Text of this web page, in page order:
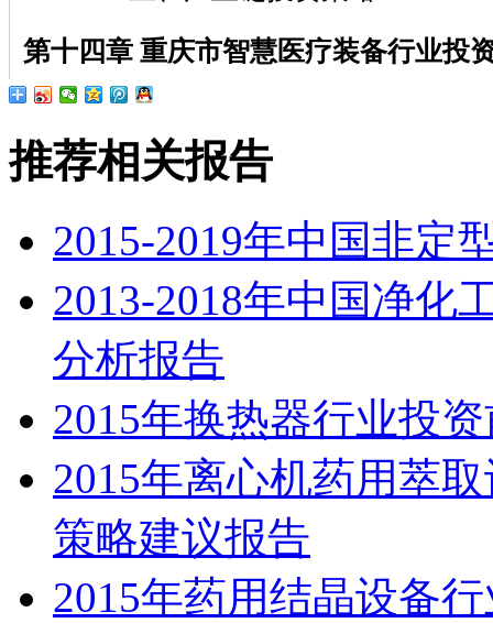
第十四章 重庆市智慧医疗装备行业投
推荐相关报告
2015-2019年中国非定
2013-2018年中国净化
分析报告
2015年换热器行业投
2015年离心机药用萃
策略建议报告
2015年药用结晶设备